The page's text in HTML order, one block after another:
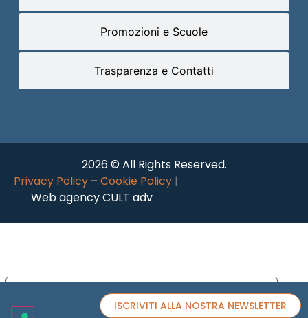
Promozioni e Scuole
Trasparenza e Contatti
2026 © All Rights Reserved.
Privacy Policy – Cookie Policy |
Web agency CULT adv
ISCRIVITI ALLA NOSTRA NEWSLETTER
Informativa sulla raccolta